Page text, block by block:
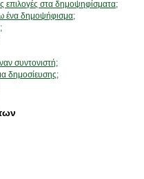
επιλογές στα δημοψηφίσματα;
ένα δημοψήφισμα;
συντονιστή;
δημοσίευσης;